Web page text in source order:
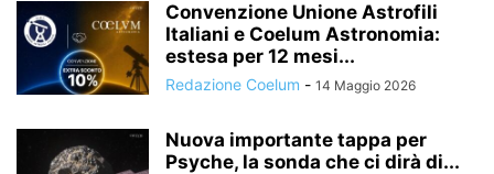
Convenzione Unione Astrofili
Italiani e Coelum Astronomia:
estesa per 12 mesi...
Redazione Coelum - 14 Maggio 2026
Nuova importante tappa per
Psyche, la sonda che ci dirà di...